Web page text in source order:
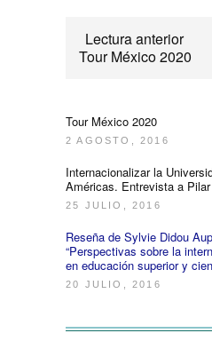
Lectura anterior
Tour México 2020
Tour México 2020
2 AGOSTO, 2016
Internacionalizar la
Américas. Entrevista a
25 JULIO, 2016
Reseña de Sylvie Didou
“Perspectivas sobre la
en educación superior y
20 JULIO, 2016